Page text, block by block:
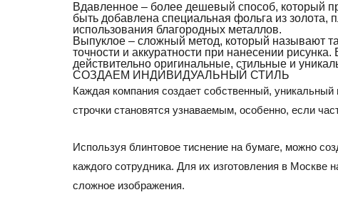
Вдавленное – более дешевый способ, который
быть добавлена специальная фольга из золота,
использования благородных металлов.
Выпуклое – сложный метод, который называют
точности и аккуратности при нанесении
действительно оригинальные, стильные и
СОЗДАЕМ ИНДИВИДУАЛЬНЫЙ СТИЛЬ
Каждая компания создает собственный,
строчки становятся узнаваемым, особенно, если
Используя блинтовое тиснение на бумаге, можно
каждого сотрудника. Для их изготовления в
сложное изображения.